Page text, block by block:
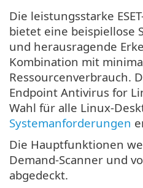
Die leistungsstarke
bietet eine beispiellose
und herausragende
Kombination mit
Ressourcenverbrauch.
Endpoint Antivirus for
Wahl für alle Linux-
Systemanforderungen
Die Hauptfunktionen
Demand-Scanner und
abgedeckt.